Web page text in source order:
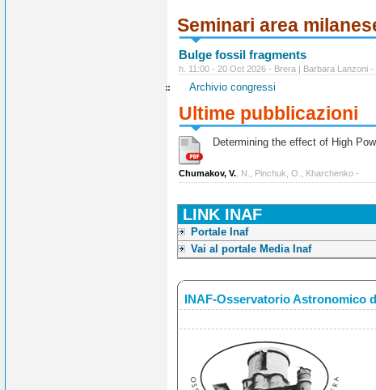
Seminari area
Bulge fossil fragments
h. 11:00 - 20 Oct 2026 - Brera | Barbara Lanzoni -
Archivio congressi
Ultime pubblicazioni
Determining the effect of High
Chumakov, V. , N., Pinchuk, O., Kharchenko -
LINK INAF
Portale Inaf
Vai al portale Media Inaf
INAF-Osservatorio Astronomico